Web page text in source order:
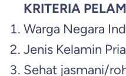
KRITERIA
Warga Negara
Jenis Kelamin
Sehat jasmani/